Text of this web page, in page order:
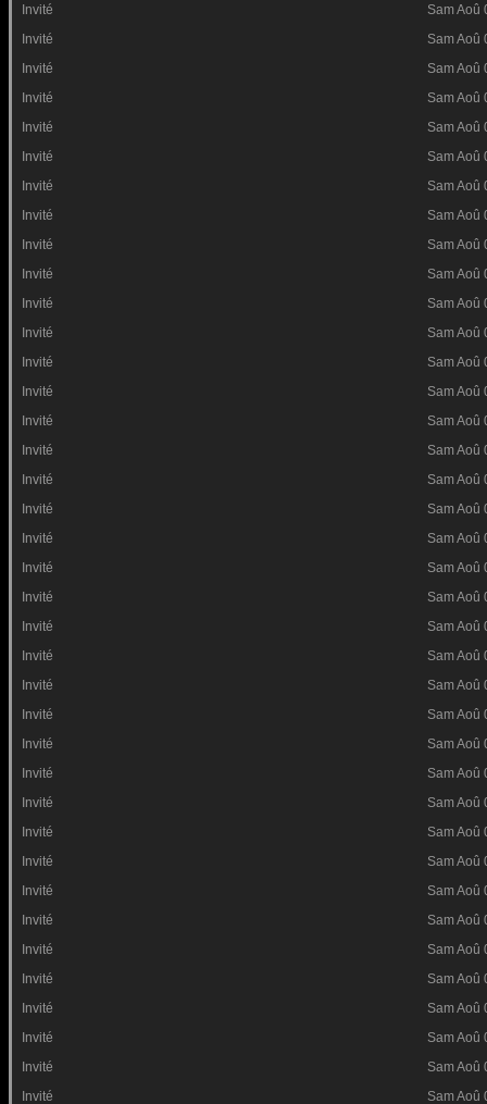
Invité
Sam Aoû
Invité
Sam Aoû
Invité
Sam Aoû
Invité
Sam Aoû
Invité
Sam Aoû
Invité
Sam Aoû
Invité
Sam Aoû
Invité
Sam Aoû
Invité
Sam Aoû
Invité
Sam Aoû
Invité
Sam Aoû
Invité
Sam Aoû
Invité
Sam Aoû
Invité
Sam Aoû
Invité
Sam Aoû
Invité
Sam Aoû
Invité
Sam Aoû
Invité
Sam Aoû
Invité
Sam Aoû
Invité
Sam Aoû
Invité
Sam Aoû
Invité
Sam Aoû
Invité
Sam Aoû
Invité
Sam Aoû
Invité
Sam Aoû
Invité
Sam Aoû
Invité
Sam Aoû
Invité
Sam Aoû
Invité
Sam Aoû
Invité
Sam Aoû
Invité
Sam Aoû
Invité
Sam Aoû
Invité
Sam Aoû
Invité
Sam Aoû
Invité
Sam Aoû
Invité
Sam Aoû
Invité
Sam Aoû
Invité
Sam Aoû